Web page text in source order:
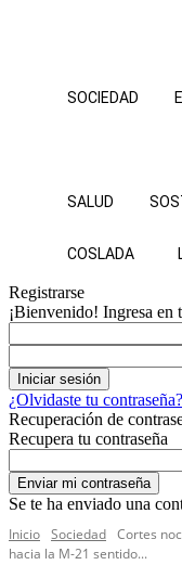
SOCIEDAD
SALUD
COSLADA
Registrarse
¡Bienvenido! Ingresa en
¿Olvidaste tu
Recuperación de
Recupera tu contraseña
Se te ha enviado una
Inicio Sociedad Cortes
hacia la M-21 sentido...